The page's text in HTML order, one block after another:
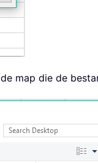
map die de